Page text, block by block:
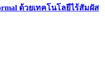
ด้วยเทคโนโลยีไร้สัมผัส